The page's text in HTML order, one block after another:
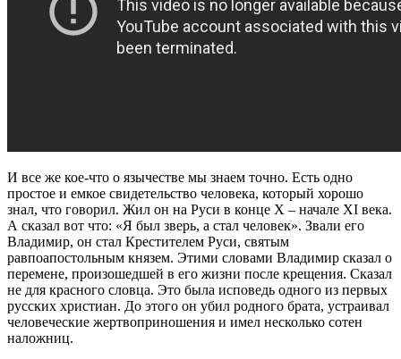
И все же кое-что о язычестве мы знаем точно. Есть одно
простое и емкое свидетельство человека, который хорошо
знал, что говорил. Жил он на Руси в конце X – начале XI века.
А сказал вот что: «Я был зверь, а стал человек». Звали его
Владимир, он стал Крестителем Руси, святым
равпоапостольным князем. Этими словами Владимир сказал о
перемене, произошедшей в его жизни после крещения. Сказал
не для красного словца. Это была исповедь одного из первых
русских христиан. До этого он убил родного брата, устраивал
человеческие жертвоприношения и имел несколько сотен
наложниц.